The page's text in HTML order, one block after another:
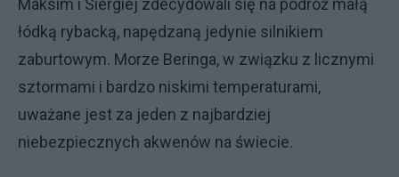
Maksim i Siergiej zdecydowali się na podróż małą
łódką rybacką, napędzaną jedynie silnikiem
zaburtowym. Morze Beringa, w związku z licznymi
sztormami i bardzo niskimi temperaturami,
uważane jest za jeden z najbardziej
niebezpiecznych akwenów na świecie.